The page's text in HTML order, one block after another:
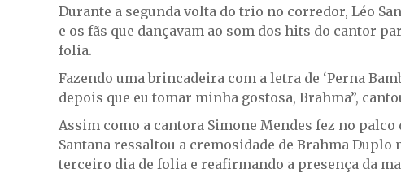
Durante a segunda volta do trio no corredor, Léo
e os fãs que dançavam ao som dos hits do cantor
folia.
Fazendo uma brincadeira com a letra de ‘Perna
depois que eu tomar minha gostosa, Brahma”,
Assim como a cantora Simone Mendes fez no
Santana ressaltou a cremosidade de Brahma Duplo
terceiro dia de folia e reafirmando a presença da